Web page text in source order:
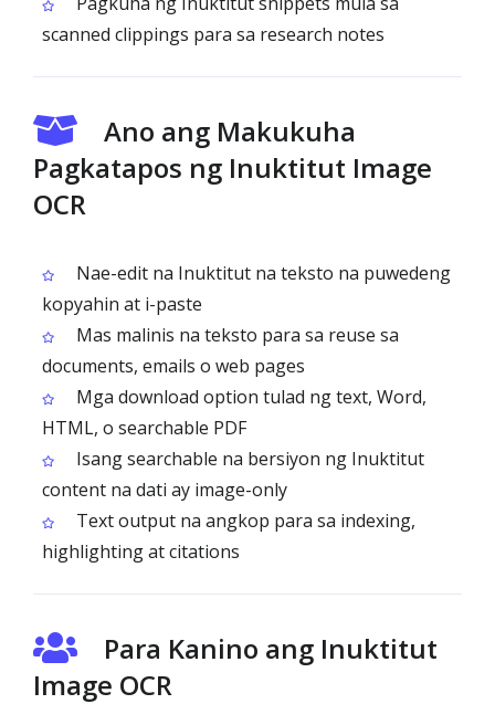
scanned clippings para sa research notes
Ano ang Makukuha
Pagkatapos ng Inuktitut Image
OCR
Nae-edit na Inuktitut na teksto na puwedeng
kopyahin at i-paste
Mas malinis na teksto para sa reuse sa
documents, emails o web pages
Mga download option tulad ng text, Word,
HTML, o searchable PDF
Isang searchable na bersiyon ng Inuktitut
content na dati ay image-only
Text output na angkop para sa indexing,
highlighting at citations
Para Kanino ang Inuktitut
Image OCR